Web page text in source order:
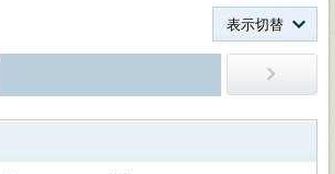
表示切替